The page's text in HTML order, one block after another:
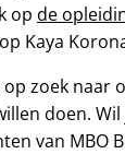
op de
Kaya
op zoek naar
doen.
van MBO